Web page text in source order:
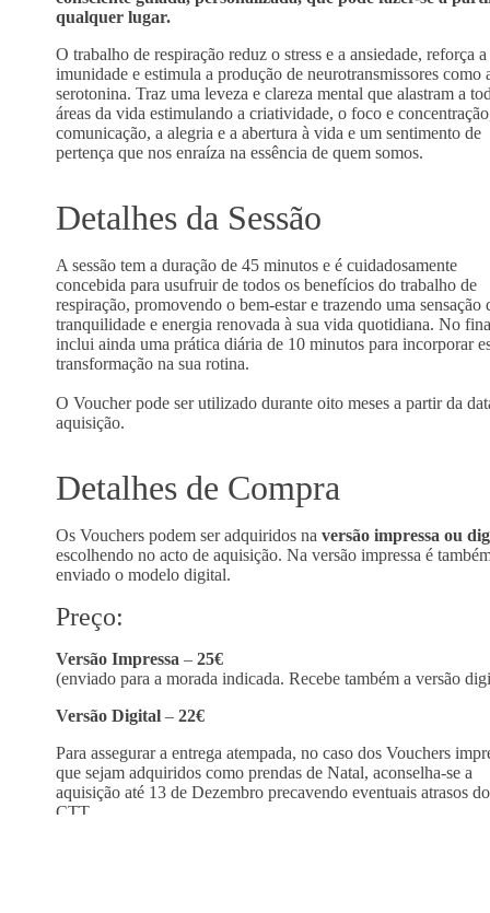
qualquer lugar.
O trabalho de respiração reduz o stress e a ansiedade, reforça a
imunidade e estimula a produção de neurotransmissores como
serotonina. Traz uma leveza e clareza mental que alastram a
áreas da vida estimulando a criatividade, o foco e
comunicação, a alegria e a abertura à vida e um sentimento de
pertença que nos enraíza na essência de quem somos.
Detalhes da Sessão
A sessão tem a duração de 45 minutos e é cuidadosamente
concebida para usufruir de todos os benefícios do trabalho de
respiração, promovendo o bem-estar e trazendo uma sensação
tranquilidade e energia renovada à sua vida quotidiana. No
inclui ainda uma prática diária de 10 minutos para incorporar
transformação na sua rotina.
O Voucher pode ser utilizado durante oito meses a partir da
aquisição.
Detalhes de Compra
Os Vouchers podem ser adquiridos na versão impressa ou
escolhendo no acto de aquisição. Na versão impressa é
enviado o modelo digital.
Preço:
Versão Impressa –25€
(enviado para a morada indicada. Recebe também a versão
Versão Digital –22€
Para assegurar a entrega atempada, no caso dos Vouchers
que sejam adquiridos como prendas de Natal, aconselha-se a
aquisição até 13 de Dezembro precavendo eventuais atrasos
CTT.